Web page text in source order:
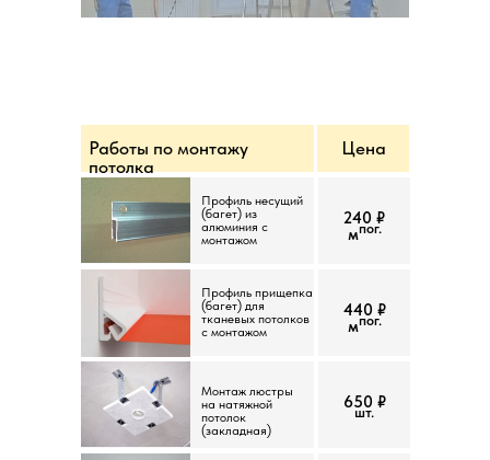
Работы по монтажу
потолка
Цена
Профиль несущий
(багет) из
алюминия с
монтажом
240 ₽
мпог.
Монтаж люстры
на натяжной
потолок
(закладная)
650 ₽
шт.
Профиль прищепка
(багет) для
тканевых потолков
с монтажом
440 ₽
мпог.